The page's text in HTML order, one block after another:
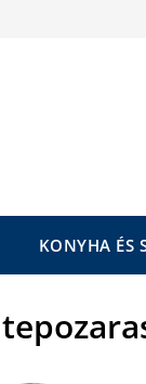
KONYHA ÉS